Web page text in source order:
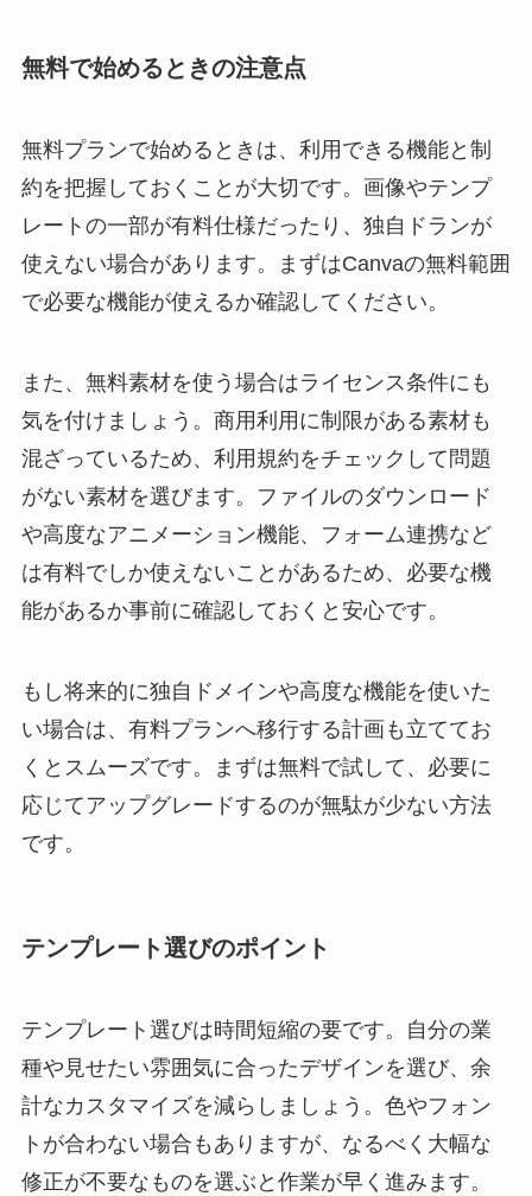
無料で始めるときの注意点
無料プランで始めるときは、利用できる機能と制
約を把握しておくことが大切です。画像やテンプ
レートの一部が有料仕様だったり、独自ドランが
使えない場合があります。まずはCanvaの無料範囲
で必要な機能が使えるか確認してください。
また、無料素材を使う場合はライセンス条件にも
気を付けましょう。商用利用に制限がある素材も
混ざっているため、利用規約をチェックして問題
がない素材を選びます。ファイルのダウンロード
や高度なアニメーション機能、フォーム連携など
は有料でしか使えないことがあるため、必要な機
能があるか事前に確認しておくと安心です。
もし将来的に独自ドメインや高度な機能を使いた
い場合は、有料プランへ移行する計画も立ててお
くとスムーズです。まずは無料で試して、必要に
応じてアップグレードするのが無駄が少ない方法
です。
テンプレート選びのポイント
テンプレート選びは時間短縮の要です。自分の業
種や見せたい雰囲気に合ったデザインを選び、余
計なカスタマイズを減らしましょう。色やフォン
トが合わない場合もありますが、なるべく大幅な
修正が不要なものを選ぶと作業が早く進みます。